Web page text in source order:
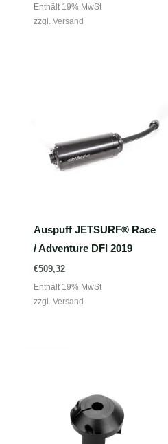
Enthält 19% MwSt
zzgl. Versand
Auspuff JETSURF® Race
/ Adventure DFI 2019
€509,32
Enthält 19% MwSt
zzgl. Versand